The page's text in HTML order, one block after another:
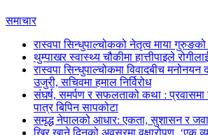
समाचार
रास्वपा सिन्धुपाल्चोकको नेतृत्व माया
थुम्पाखर स्वास्थ्य चौकीमा हात्तीपाइले
रास्वपा सिन्धुपाल्चोकमा विवादबीच मनोनयन
उजुरी, सचिवमा हमाल निर्विरोध
संघर्ष, समर्पण र सफलताको कथा : प्रवासमा
पात्र बिपिन सापकोटा
समृद्ध नेपालको आधार: एकता, सुशासन र
खिर खाने दिनको अवसरमा वृक्षारोपण, ‘एक